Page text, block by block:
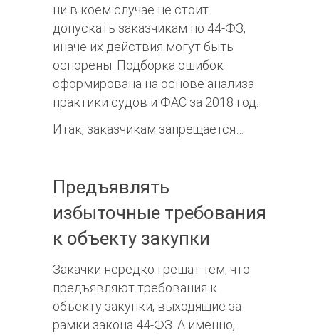
ни в коем случае не стоит
допускать заказчикам по 44-ФЗ,
иначе их действия могут быть
оспорены. Подборка ошибок
сформирована на основе анализа
практики судов и ФАС за 2018 год.
Итак, заказчикам запрещается…
Предъявлять
избыточные требования
к объекту закупки
Закачки нередко грешат тем, что
предъявляют требования к
объекту закупки, выходящие за
рамки закона 44-ФЗ. А именно,